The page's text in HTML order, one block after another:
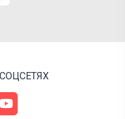
СОЦСЕТЯХ